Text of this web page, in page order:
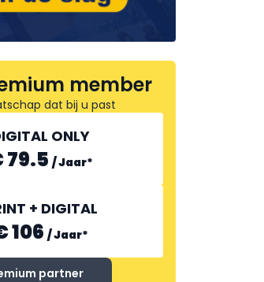
member
dat bij u past
ONLY
79.5 /Jaar*
+ DIGITAL
106 /Jaar*
partner